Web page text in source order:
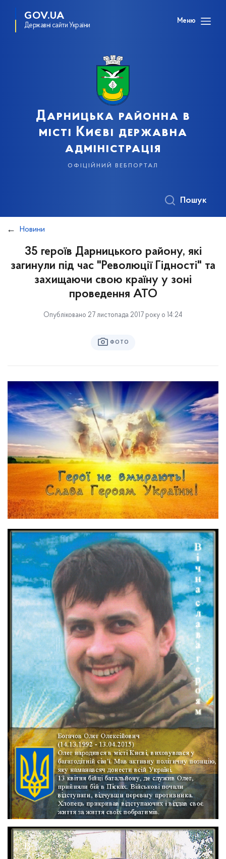
GOV.UA
Державні сайти України
Меню
Дарницька районна в
місті Києві державна
адміністрація
офіційний вебпортал
Пошук
Новини
35 героїв Дарницького району, які
загинули під час "Революції Гідності" та
захищаючи свою країну у зоні
проведення АТО
Опубліковано 27 листопада 2017 року о 14:24
ФОТО